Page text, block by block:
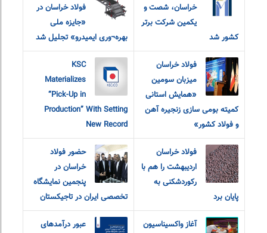
خراسان، شصت و
یکمین شرکت برتر
کشور شد
فولاد خراسان در
«جایزه ملی
بهره¬وری ایمیدرو» تجلیل شد
فولاد خراسان
میزبان سومین
«همایش استانی
کمیته بومی سازی زنجیره آهن
و فولاد کشور»
KSC
Materializes
“Pick-Up in
Production” With Setting
New Record
فولاد خراسان
اردیبهشت را هم با
رکوردشکنی به
پایان برد
حضور فولاد
خراسان در
پنجمین نمایشگاه
تخصصی ایران در تاجیکستان
آغاز واکسیناسیون
عبور درآمدهای